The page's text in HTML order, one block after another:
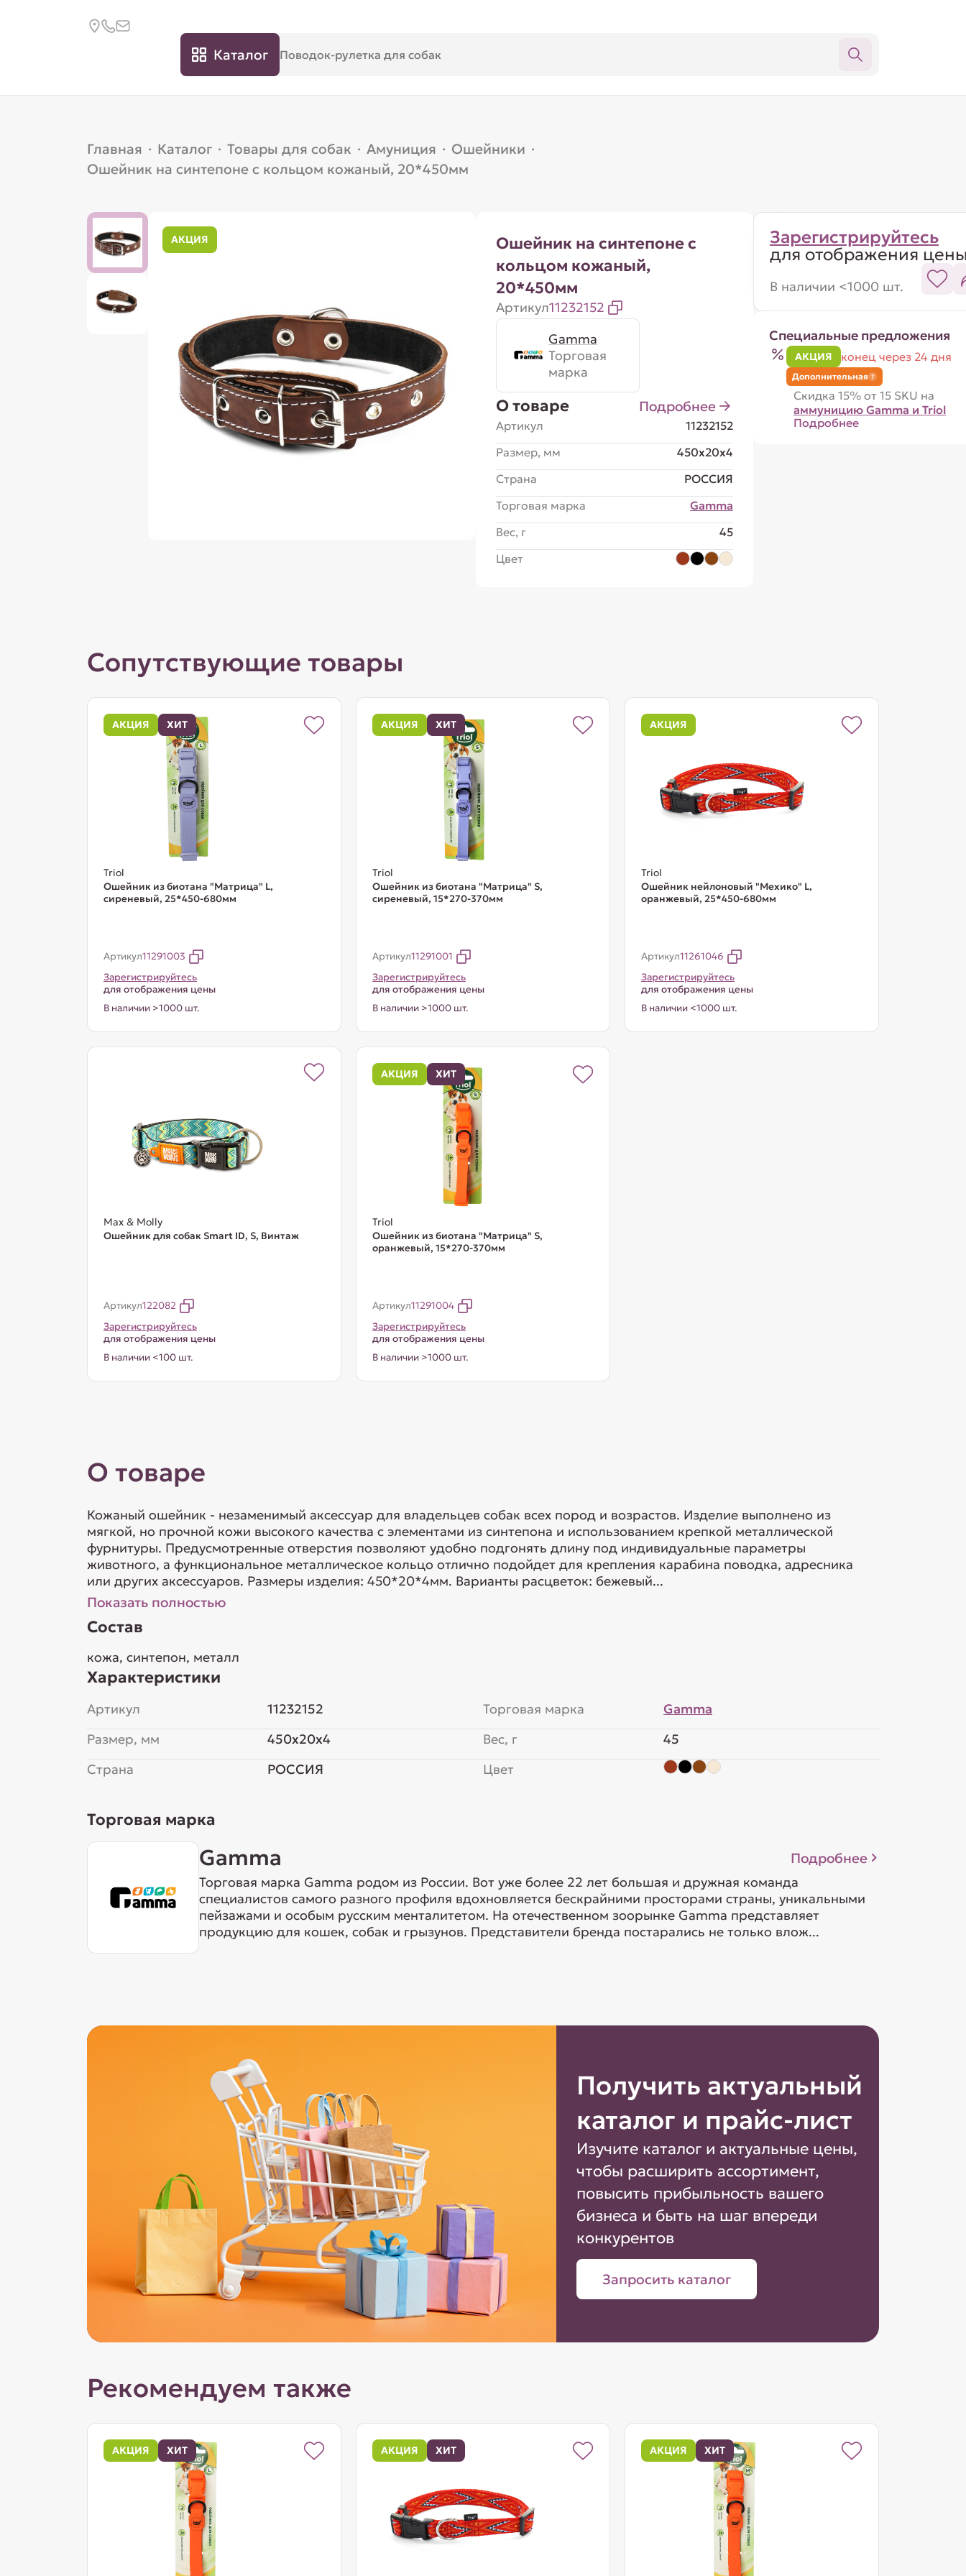
Каталог
Главная · Каталог · Товары для собак · Амуниция · Ошейники ·
Ошейник на синтепоне с кольцом кожаный, 20*450мм
АКЦИЯ
Ошейник на синтепоне с
кольцом кожаный,
20*450мм
Артикул11232152
Gamma
Торговая
марка
О товаре Подробнее
Артикул
11232152
Размер, мм
450x20x4
Страна
РОССИЯ
Торговая марка
Gamma
Вес, г
45
Цвет
Зарегистрируйтесь
для отображения
В наличии <1000 шт.
Специальные предложения
АКЦИЯ конец через 24 дня
Дополнительная ?
Скидка 15% от 15 SKU на
аммуницию Gamma и Triol
Подробнее
Сопутствующие товары
АКЦИЯ ХИТ
Triol
Ошейник из биотана "Матрица" L,
сиреневый, 25*450-680мм
Артикул11291003
Зарегистрируйтесь
для отображения цены
В наличии >1000 шт.
АКЦИЯ ХИТ
Triol
Ошейник из биотана "Матрица" S,
сиреневый, 15*270-370мм
Артикул11291001
Зарегистрируйтесь
для отображения цены
В наличии >1000 шт.
АКЦИЯ
Triol
Ошейник нейлоновый "Мехико" L,
оранжевый, 25*450-680мм
Артикул11261046
Зарегистрируйтесь
для отображения цены
В наличии <1000 шт.
Max & Molly
Ошейник для собак Smart ID, S, Винтаж
Артикул122082
Зарегистрируйтесь
для отображения цены
В наличии <100 шт.
АКЦИЯ ХИТ
Triol
Ошейник из биотана "Матрица" S,
оранжевый, 15*270-370мм
Артикул11291004
Зарегистрируйтесь
для отображения цены
В наличии >1000 шт.
О товаре
Кожаный ошейник - незаменимый аксессуар для владельцев собак всех пород и возрастов. Изделие выполнено из
мягкой, но прочной кожи высокого качества с элементами из синтепона и использованием крепкой металлической
фурнитуры. Предусмотренные отверстия позволяют удобно подгонять длину под индивидуальные параметры
животного, а функциональное металлическое кольцо отлично подойдет для крепления карабина поводка, адресника
или других аксессуаров. Размеры изделия: 450*20*4мм. Варианты расцветок: бежевый...
Показать полностью
Состав
кожа, синтепон, металл
Характеристики
Артикул
11232152
Размер, мм
450x20x4
Страна
РОССИЯ
Торговая марка
Gamma
Вес, г
45
Цвет
Торговая марка
Gamma Подробнее
Торговая марка Gamma родом из России. Вот уже более 22 лет большая и дружная команда
специалистов самого разного профиля вдохновляется бескрайними просторами страны, уникальными
пейзажами и особым русским менталитетом. На отечественном зоорынке Gamma представляет
продукцию для кошек, собак и грызунов. Представители бренда постарались не только влож...
Получить актуальный
каталог и прайс-лист
Изучите каталог и актуальные цены,
чтобы расширить ассортимент,
повысить прибыльность вашего
бизнеса и быть на шаг впереди
конкурентов
Запросить каталог
Рекомендуем также
АКЦИЯ ХИТ АКЦИЯ ХИТ АКЦИЯ ХИТ